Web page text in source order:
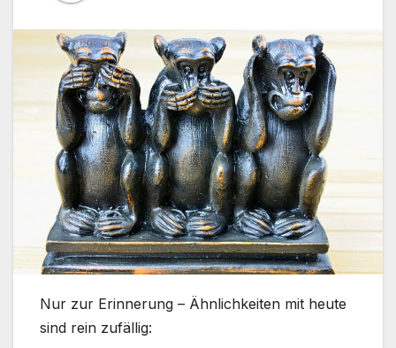
Nur zur Erinnerung – Ähnlichkeiten mit heute
sind rein zufällig: